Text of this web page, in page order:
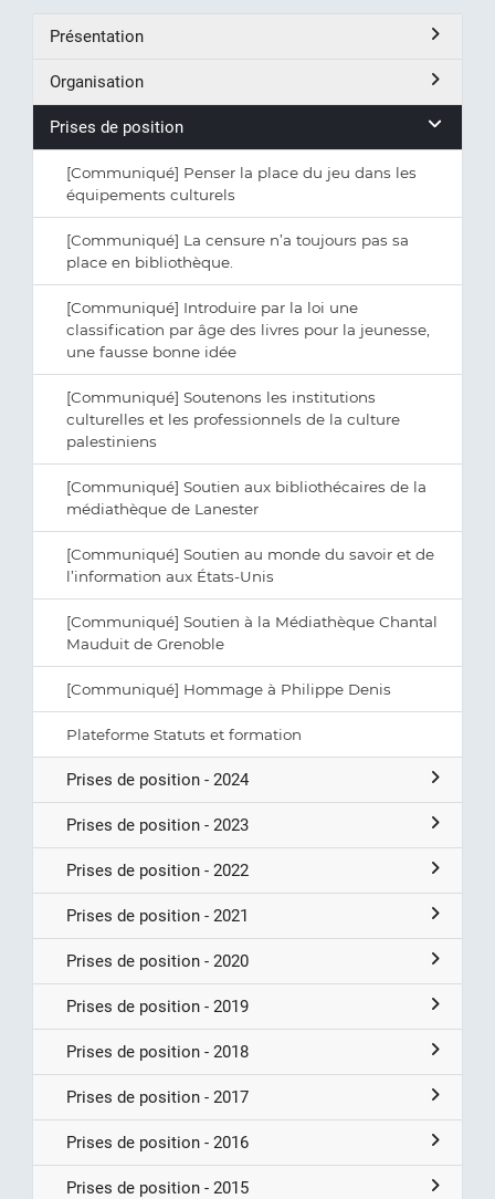
Présentation
Organisation
Prises de position
[Communiqué] Penser la place du jeu dans les
équipements culturels
[Communiqué] La censure n’a toujours pas sa
place en bibliothèque.
[Communiqué] Introduire par la loi une
classification par âge des livres pour la jeunesse,
une fausse bonne idée
[Communiqué] Soutenons les institutions
culturelles et les professionnels de la culture
palestiniens
[Communiqué] Soutien aux bibliothécaires de la
médiathèque de Lanester
[Communiqué] Soutien au monde du savoir et de
l’information aux États-Unis
[Communiqué] Soutien à la Médiathèque Chantal
Mauduit de Grenoble
[Communiqué] Hommage à Philippe Denis
Plateforme Statuts et formation
Prises de position - 2024
Prises de position - 2023
Prises de position - 2022
Prises de position - 2021
Prises de position - 2020
Prises de position - 2019
Prises de position - 2018
Prises de position - 2017
Prises de position - 2016
Prises de position - 2015